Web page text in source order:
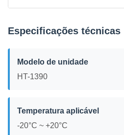
Especificações técnicas
Modelo de unidade
HT-1390
Temperatura aplicável
-20°C ~ +20°C